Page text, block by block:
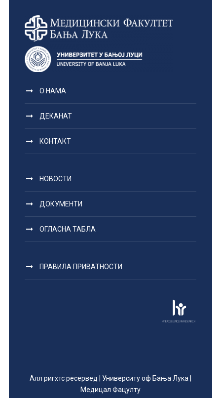
О НАМА
ДЕКАНАТ
КОНТАКТ
НОВОСТИ
ДОКУМЕНТИ
ОГЛАСНА ТАБЛА
ПРАВИЛА ПРИВАТНОСТИ
Алл ригхтс ресервед | Университy оф Бања Лука |
Медицал Фацултy